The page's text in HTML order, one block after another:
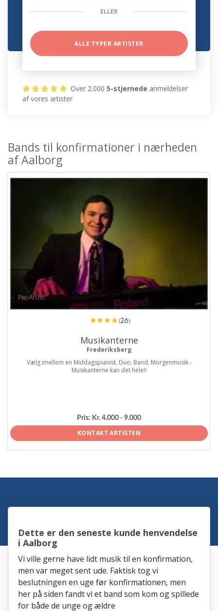
ELLER
ALLE TYPER ARTISTER
Over 2.0005-stjernede anmeldelser
af vores artister
Bands til konfirmationer i nærheden
af Aalborg
ProArtist
(26)
Musikanterne
Frederiksberg
Vælg imellem en Middagspianist, Duo, Band, Morgenmusik -
Musikanterne kan det hele!!
Pris: Kr. 4.000 - 9.000
KONTAKT ARTISTEN
Dette er den seneste kunde henvendelse
i Aalborg
Vi ville gerne have lidt musik til en konfirmation,
men var meget sent ude. Faktisk tog vi
beslutningen en uge før konfirmationen, men
her på siden fandt vi et band som kom og spillede
for både de unge og ældre